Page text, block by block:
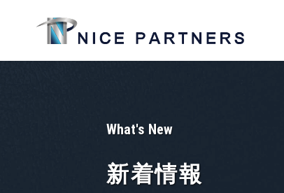
What's New
新着情報